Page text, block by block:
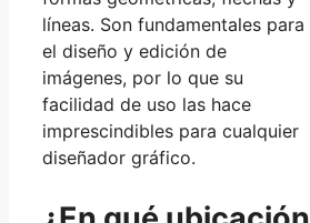
líneas. Son fundamentales para
el diseño y edición de
imágenes, por lo que su
facilidad de uso las hace
imprescindibles para cualquier
diseñador gráfico.